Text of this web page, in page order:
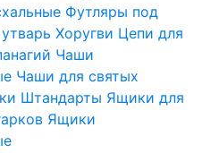
Футляры под
Хоругви Цепи для
Чаши
Чаши для святых
Штандарты Ящики для
Ящики